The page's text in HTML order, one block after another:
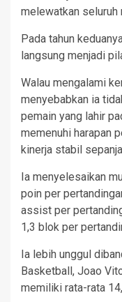
melewatkan seluruh
Pada tahun
langsung menjadi
Walau mengalami
menyebabkan ia
pemain yang lahir
memenuhi harapan
kinerja stabil
Ia menyelesaikan
poin per
assist per
1,3 blok per
Ia lebih unggul
Basketball, Joao
memiliki rata-rata